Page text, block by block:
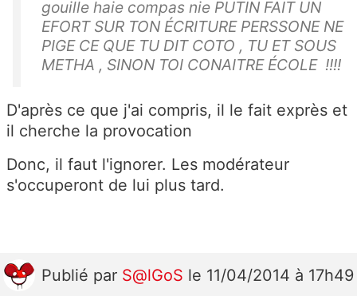
gouille haie compas nie PUTIN FAIT UN
EFORT SUR TON ÉCRITURE PERSSONE NE
PIGE CE QUE TU DIT COTO , TU ET SOUS
METHA , SINON TOI CONAITRE ÉCOLE !!!!
D'après ce que j'ai compris, il le fait exprès et
il cherche la provocation
Donc, il faut l'ignorer. Les modérateur
s'occuperont de lui plus tard.
Publié par S@lGoS le 11/04/2014 à 17h49